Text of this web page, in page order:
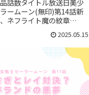
話数タイトル放送日美少
ームーン(無印)第14話新
ネフライト魔の紋章
ポイント その1：ネフライト
館うさぎたちが住む街の
れた森。（...
2025.05.15